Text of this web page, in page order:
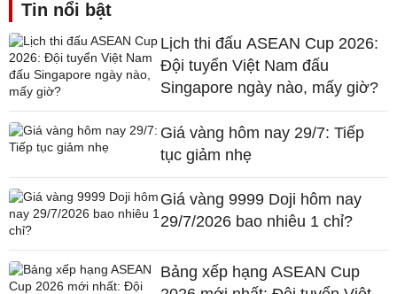
Tin nổi bật
Lịch thi đấu ASEAN Cup 2026:
Đội tuyển Việt Nam đấu
Singapore ngày nào, mấy giờ?
Giá vàng hôm nay 29/7: Tiếp
tục giảm nhẹ
Giá vàng 9999 Doji hôm nay
29/7/2026 bao nhiêu 1 chỉ?
Bảng xếp hạng ASEAN Cup